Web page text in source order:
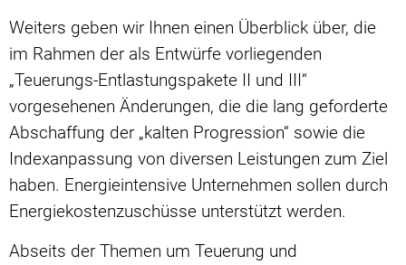
Weiters geben wir Ihnen einen Überblick über, die
im Rahmen der als Entwürfe vorliegenden
„Teuerungs-Entlastungspakete II und III“
vorgesehenen Änderungen, die die lang geforderte
Abschaffung der „kalten Progression“ sowie die
Indexanpassung von diversen Leistungen zum Ziel
haben. Energieintensive Unternehmen sollen durch
Energiekostenzuschüsse unterstützt werden.
Abseits der Themen um Teuerung und